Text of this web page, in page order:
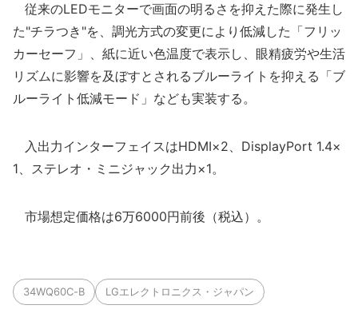
従来のLEDモニターで画面の明るさを抑えた際に発生し
た"チラつき"を、調光方式の変更により低減した「フリッ
カーセーフ」、紙に近い色温度で表示し、眼精疲労や生活
リズムに影響を及ぼすとされるブルーライトを抑える「ブ
ルーライト低減モード」なども実装する。
入出力インターフェイスはHDMI×2、DisplayPort 1.4×
1、ステレオ・ミニジャック出力×1。
市場想定価格は6万6000円前後（税込）。
34WQ60C-B LGエレクトロニクス・ジャパン